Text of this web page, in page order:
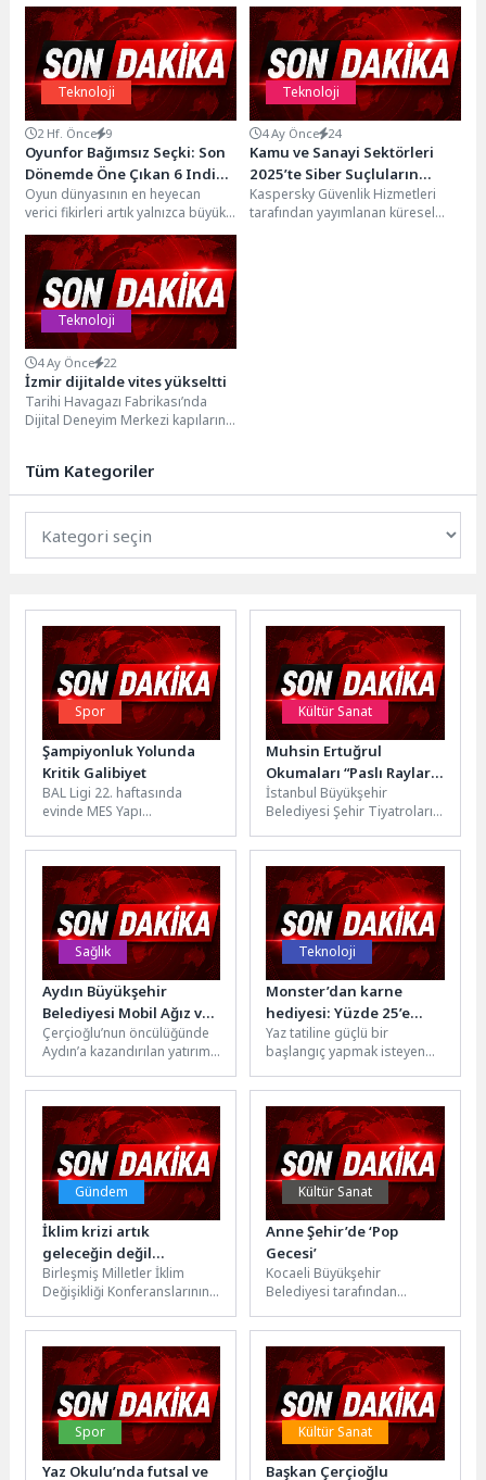
Teknoloji
2 Hf. Önce 9
Oyunfor Bağımsız Seçki: Son
Dönemde Öne Çıkan 6 Indie
Yapım
Oyun dünyasının en heyecan
verici fikirleri artık yalnızca büyük
stüdyolardan çıkmıyor. Bağımsız
geliştiriciler, cesur tasarımları...
Teknoloji
4 Ay Önce 24
Kamu ve Sanayi Sektörleri
2025’te Siber Suçluların
Birincil Hedefi Haline Geldi
Kaspersky Güvenlik Hizmetleri
tarafından yayımlanan küresel
Teknoloji
4 Ay Önce 22
İzmir dijitalde vites yükseltti
Tarihi Havagazı Fabrikası’nda
Dijital Deneyim Merkezi kapılarını
Tüm Kategoriler
Spor
Şampiyonluk Yolunda
Kritik Galibiyet
BAL Ligi 22. haftasında
evinde MES Yapı
Kahramankazan
Belediyespor, sahadan 1-0
galip ayrılarak...
Kültür Sanat
Muhsin Ertuğrul
Okumaları “Paslı Raylar
Korosu” Oyunuyla Devam
Ediyor
İstanbul Büyükşehir
Belediyesi Şehir Tiyatroları,
yazarlarını metinleriyle
birlikte seyirciyle
buluşturan...
Sağlık
Aydın Büyükşehir
Belediyesi Mobil Ağız ve
Diş Sağlığı Klinikleri’ne
Efeler, Çine ve
Buharkent’te Yoğun İlgi
Çerçioğlu’nun öncülüğünde
Aydın’a kazandırılan yatırım
yanında vatandaşlarla
buluşmaya devam
ediyor.Aydın...
Teknoloji
Monster’dan karne
hediyesi: Yüzde 25’e
varan indirim ve 12
taksit fırsatı!
Yaz tatiline güçlü bir
başlangıç yapmak isteyen
öğrenciler için hazırlanan
kampanya kapsamında...
Gündem
İklim krizi artık
geleceğin değil
bugünün sorunu!
Birleşmiş Milletler İklim
Değişikliği Konferanslarının
Kasım 2026 tarihlerinde
Antalya’da düzenlenecek.
Dünya...
Kültür Sanat
Anne Şehir’de ‘Pop
Gecesi’
Kocaeli Büyükşehir
Belediyesi tarafından
Yaz Akşamları” etkinlikleri, bu
kez ‘Pop Gecesi’ ile...
Spor
Yaz Okulu’nda futsal ve
Kültür Sanat
Başkan Çerçioğlu